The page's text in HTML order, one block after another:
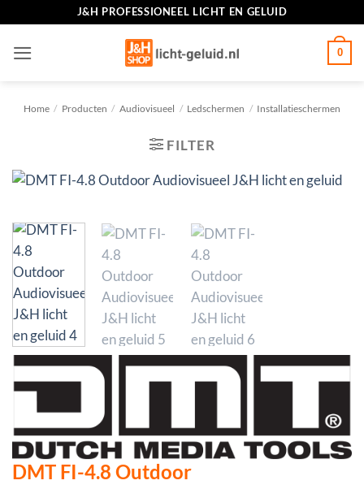
inhoud
J&H PROFESSIONEEL LICHT EN GELUID
0
Home / Producten / Audiovisueel / Ledschermen / Installatieschermen
FILTER
DMT FI-4.8 Outdoor